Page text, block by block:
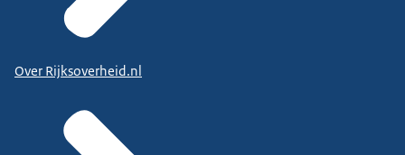
Over Rijksoverheid.nl